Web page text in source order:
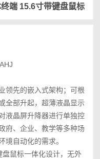
端 15.6寸带键盘鼠标
领先的嵌入式架构；可根
全部升起，超薄液晶显示
液晶屏升降器进行单独控
府、企业、教学等多种场
境自动化的需求。
鼠标一体化设计，无外